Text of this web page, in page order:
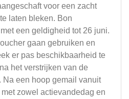
voor een zacht
laten bleken. Bon
een geldigheid tot 26 juni.
gaan gebruiken en
er pas beschikbaarheid te
het verstrijken van de
een hoop gemail vanuit
zowel actievandedag en